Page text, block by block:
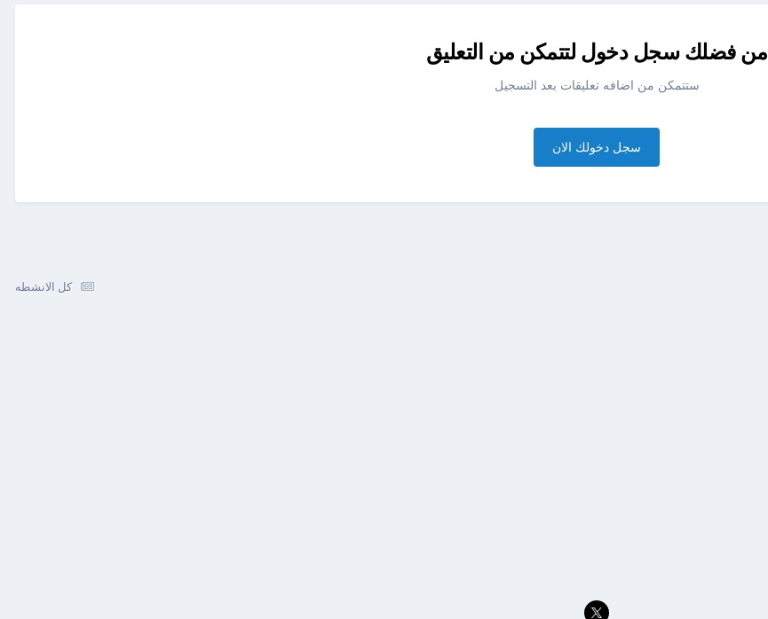
من فضلك سجل دخول لتتمكن من التعليق
ستتمكن من اضافه تعليقات بعد التسجيل
سجل دخولك الان
كل الانشطه